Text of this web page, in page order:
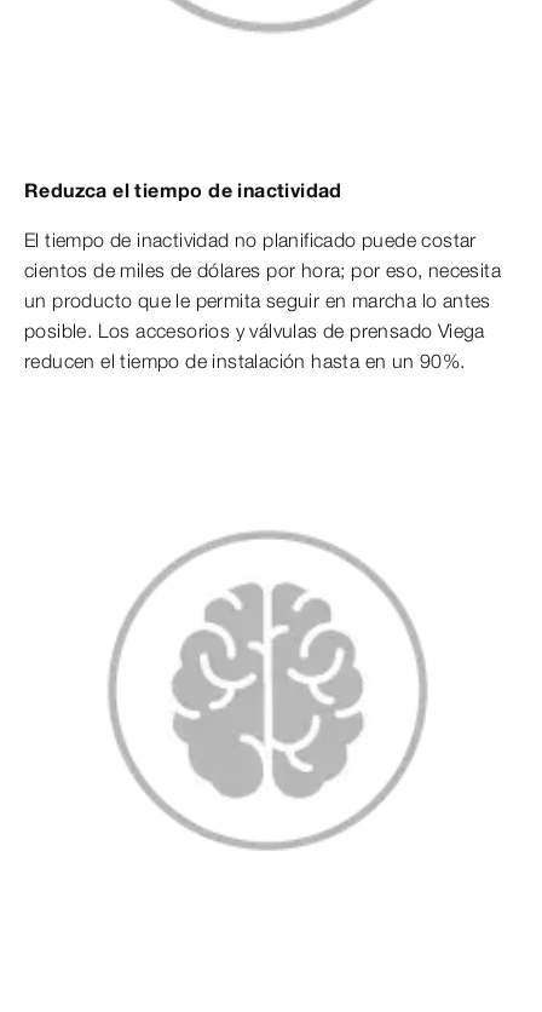
Reduzca el tiempo de inactividad
El tiempo de inactividad no planificado puede costar
cientos de miles de dólares por hora; por eso, necesita
un producto que le permita seguir en marcha lo antes
posible. Los accesorios y válvulas de prensado Viega
reducen el tiempo de instalación hasta en un 90%.